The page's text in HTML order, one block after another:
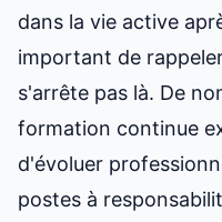
dans la vie active
important de
s'arrête pas là. De
formation continue
d'évoluer
postes à